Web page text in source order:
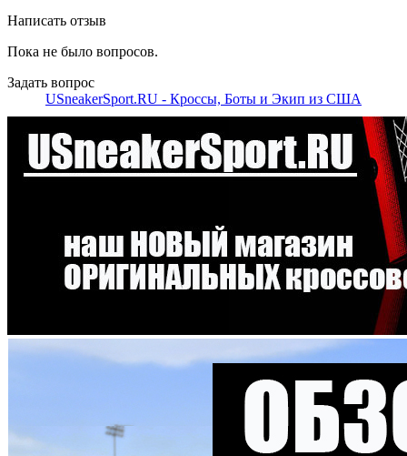
Написать отзыв
Пока не было вопросов.
Задать вопрос
USneakerSport.RU - Кроссы, Боты и Экип из США